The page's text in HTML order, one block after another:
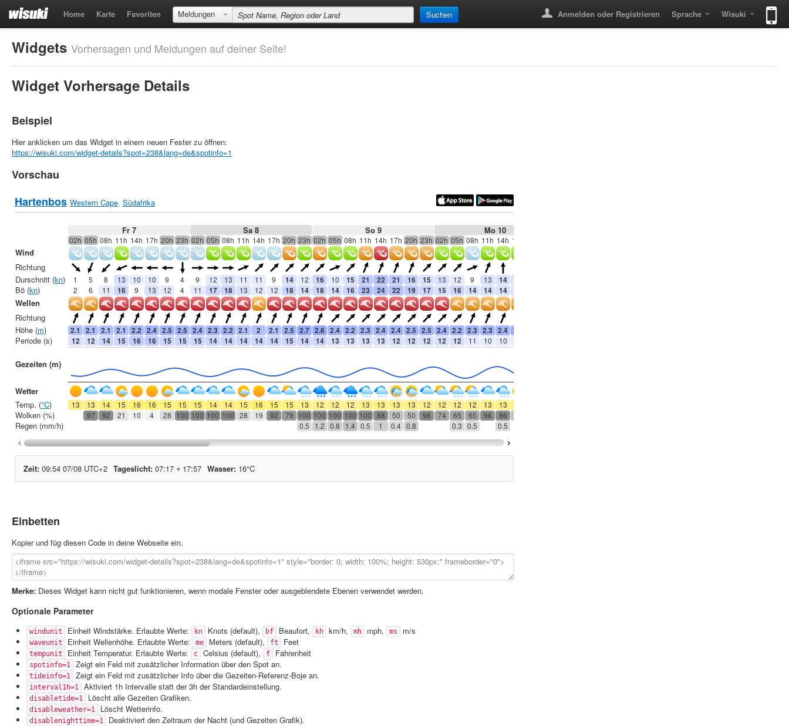
Home Karte Favoriten Meldungen Suchen Anmelden oder Registrieren Sprache Wisuki
Widgets Vorhersagen und Meldungen auf deiner Seite!
Widget Vorhersage Details
Beispiel
Hier anklicken um das Widget in einem neuen Fester zu öffnen:
https://wisuki.com/widget-details?spot=238&lang=de&spotinfo=1
Vorschau
Einbetten
Kopier und füg diesen Code in deine Webseite ein.
Merke: Dieses Widget kann nicht gut funktionieren, wenn modale Fenster oder ausgeblendete Ebenen verwendet werden.
Optionale Parameter
windunit Einheit Windstärke. Erlaubte Werte: kn Knots (default), bf Beaufort, kh km/h, mh mph, ms m/s
waveunit Einheit Wellenhöhe. Erlaubte Werte: me Meters (default), ft Feet
tempunit Einheit Temperatur. Erlaubte Werte: c Celsius (default), f Fahrenheit
spotinfo=1 Zeigt ein Feld mit zusätzlicher Information über den Spot an.
tideinfo=1 Zeigt ein Feld mit zusätzlicher Info über die Gezeiten-Referenz-Boje an.
interval1h=1 Aktiviert 1h Intervalle statt der 3h der Standardeinstellung.
disabletide=1 Löscht alle Gezeiten Grafiken.
disableweather=1 Löscht Wetterinfo.
disablenighttime=1 Deaktiviert den Zeitraum der Nacht (und Gezeiten Grafik).